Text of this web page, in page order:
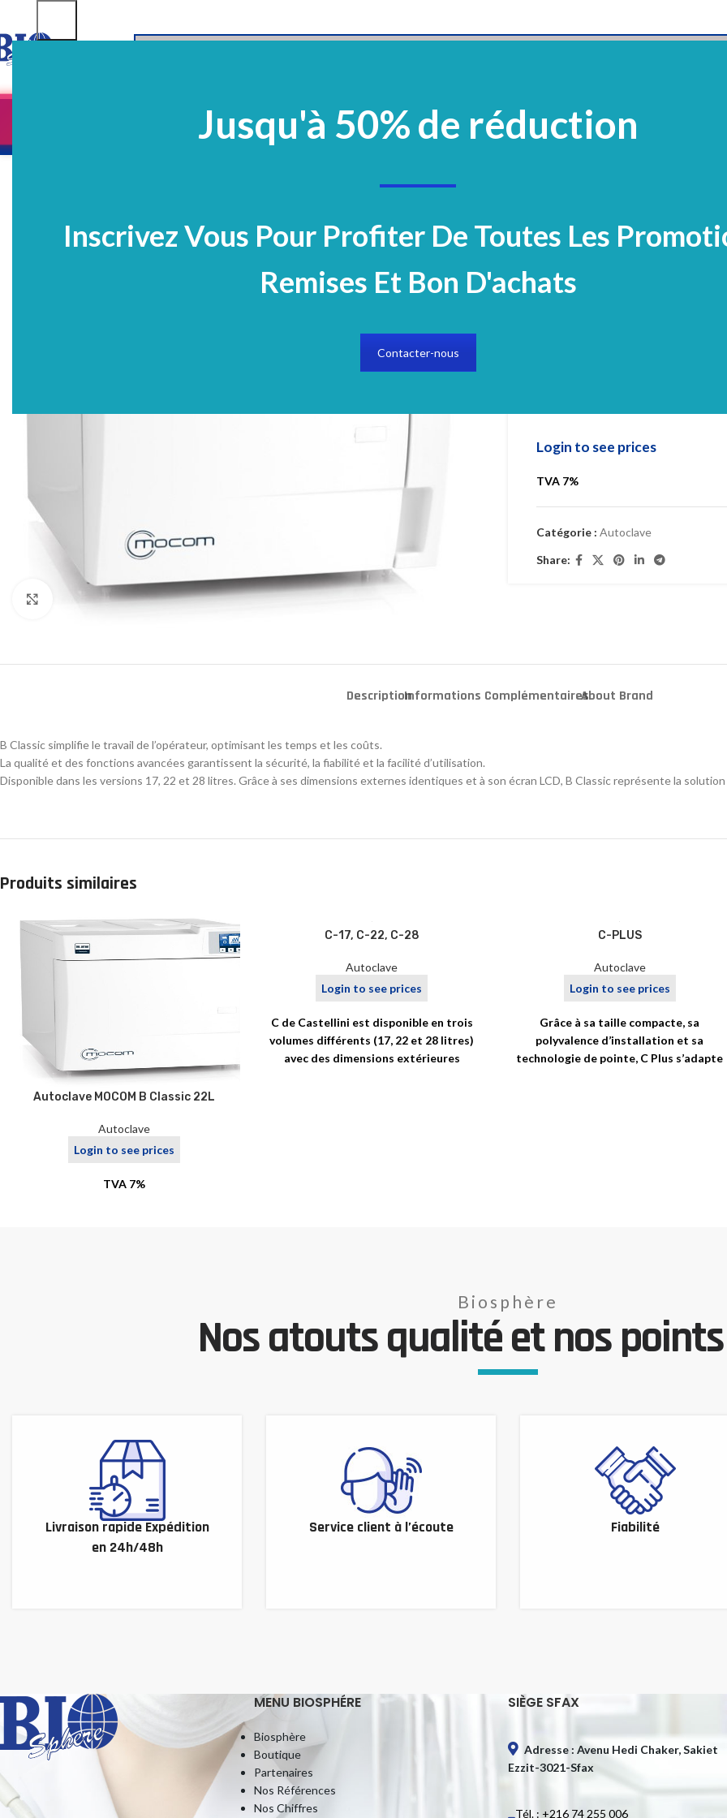
Jusqu'à 50% de réduction
Inscrivez Vous Pour Profiter De Toutes Les
Remises Et Bon D'achats
Contacter-nous
EquipementsEQ Médico-Dentaires PrélèvementPlastique Et VerrerieMobilier Réactifs Et Colorants
Electrocardiogramme
Click to enlarge
Accueil Equipements médico-
Autoclave MOCOM B Classic 28L
Autoclave
Login to see prices
TVA 7%
Catégorie : Autoclave
Share:
DescriptionInformations ComplémentairesAbout Brand
B Classic simplifie le travail de l’opérateur, optimisant les temps et les coûts.
La qualité et des fonctions avancées garantissent la sécurité, la fiabilité et la facilité d’utilisation.
Disponible dans les versions 17, 22 et 28 litres. Grâce à ses dimensions externes identiques et à son écran LCD, B Classic représente la
Produits similaires
Autoclave MOCOM B Classic 22L
Autoclave
Login to see prices
TVA 7%
C-17, C-22, C-28
Autoclave
Login to see prices
C de Castellini est disponible en trois
volumes différents (17, 22 et 28 litres)
avec des dimensions extérieures
C-PLUS
Autoclave
Login to see prices
Grâce à sa taille compacte, sa
polyvalence d’installation et sa
technologie de pointe, C Plus s’adapte
Biosphère
Nos atouts qualité et nos
Livraison rapide Expédition
en 24h/48h
Service client à l’écoute Fiabilité
MENU BIOSPHÉRE
Biosphère
Boutique
Partenaires
Nos Références
Nos Chiffres
SIÈGE SFAX
Adresse : Avenu Hedi Chaker, Sakiet
Ezzit-3021-Sfax
Tél. : +216 74 255 006